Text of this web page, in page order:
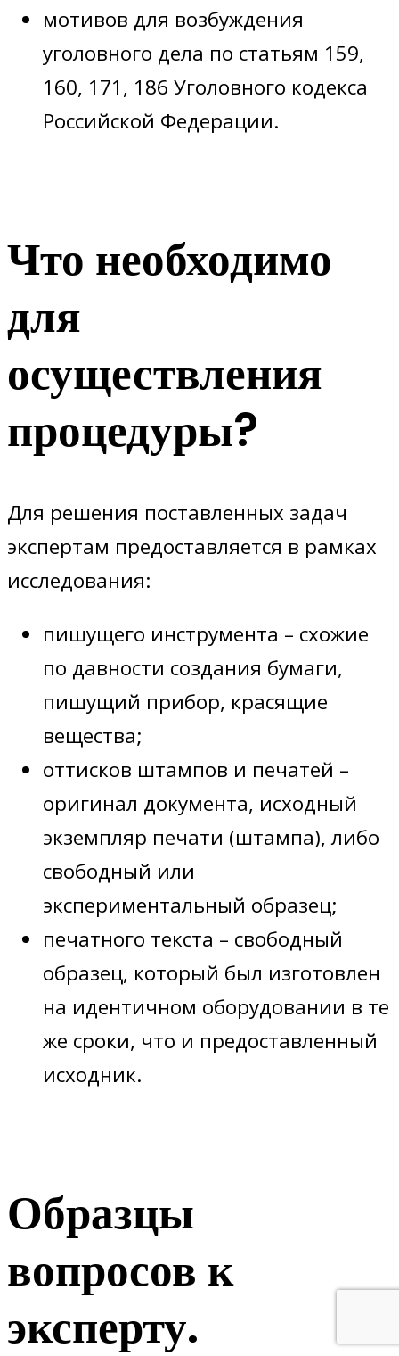
мотивов для возбуждения
уголовного дела по статьям 159,
160, 171, 186 Уголовного кодекса
Российской Федерации.
Что необходимо
для
осуществления
процедуры?
Для решения поставленных задач
экспертам предоставляется в рамках
исследования:
пишущего инструмента – схожие
по давности создания бумаги,
пишущий прибор, красящие
вещества;
оттисков штампов и печатей –
оригинал документа, исходный
экземпляр печати (штампа), либо
свободный или
экспериментальный образец;
печатного текста – свободный
образец, который был изготовлен
на идентичном оборудовании в те
же сроки, что и предоставленный
исходник.
Образцы
вопросов к
эксперту.